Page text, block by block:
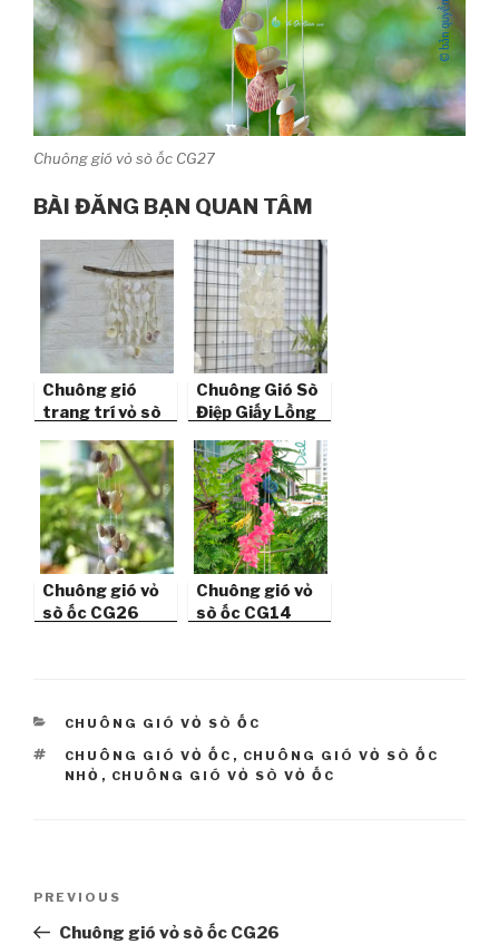
Chuông gió vỏ sò ốc CG27
BÀI ĐĂNG BẠN QUAN TÂM
Chuông gió
trang trí vỏ sò
Chuông Gió Sò
Điệp Giấy Lồng
Chuông gió vỏ
sò ốc CG26
Chuông gió vỏ
sò ốc CG14
CATEGORIES
CHUÔNG GIÓ VỎ SÒ ỐC
TAGS
CHUÔNG GIÓ VỎ ỐC , CHUÔNG GIÓ VỎ SÒ ỐC
NHỎ , CHUÔNG GIÓ VỎ SÒ VỎ ỐC
Previous
Post
PREVIOUS
Chuông gió vỏ sò ốc CG26